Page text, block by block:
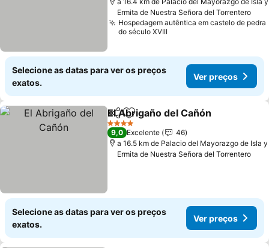
Ermita de Nuestra Señora del Torrentero
Hospedagem autêntica em castelo de pedra
do século XVIII
Selecione as datas para ver os preços
exatos.
Ver preços
PartilharAdicionar aos favoritos
El Abrigaño del Cañón
4 Estrelas
9,0 Excelente
46
a 16.5 km de Palacio del Mayorazgo de Isla y
Ermita de Nuestra Señora del Torrentero
Selecione as datas para ver os preços
exatos.
Ver preços